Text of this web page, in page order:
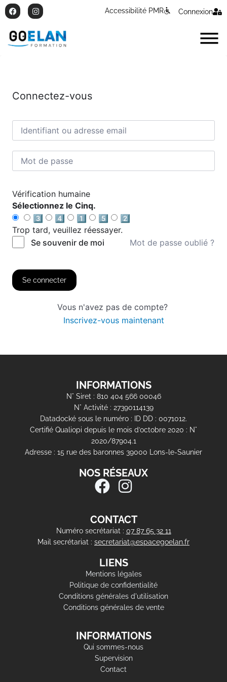
Accessibilité PMR Connexion
Connectez-vous
Vérification humaine
Sélectionnez le Cinq.
3️⃣
4️⃣ 1️⃣ 5️⃣
2️⃣
Trop tard, veuillez réessayer.
Se souvenir de moi
Mot de passe oublié ?
Se connecter
Vous n'avez pas de compte?
Inscrivez-vous maintenant
INFORMATIONS
N° Siret : 810 404 566 00046
N° Activité : 27390114139
Datadocké sous le numéro : ID DD : 0071012.
Certifié Qualiopi depuis le mois d’octobre 2020 : N°
2020/87904.1
Adresse : 15 rue des baronnes 39000 Lons-le-Saunier
NOS RÉSEAUX
CONTACT
Numéro secrétariat : 07 87 65 32 11
Mail secrétariat : secretariat@espacegoelan.fr
LIENS
Mentions légales
Politique de confidentialité
Conditions générales d'utilisation
Conditions générales de vente
INFORMATIONS
Qui sommes-nous
Supervision
Contact